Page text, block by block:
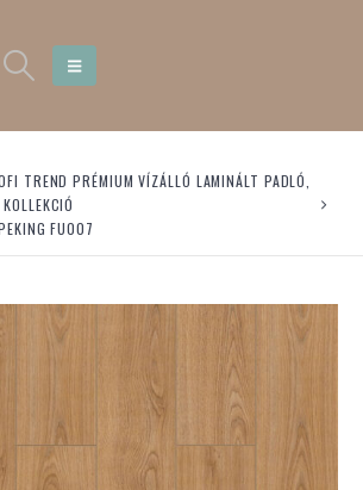
TREND PRÉMIUM VÍZÁLLÓ LAMINÁLT PADLÓ
FU007